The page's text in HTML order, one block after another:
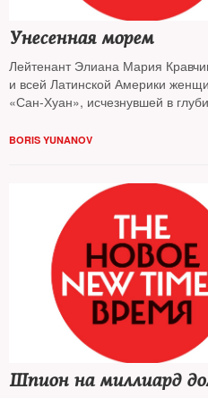
Унесенная морем
Лейтенант Элиана Мария
и всей Латинской Америки
«Сан-Хуан», исчезнувшей в
BORIS YUNANOV
Шпион на миллиард